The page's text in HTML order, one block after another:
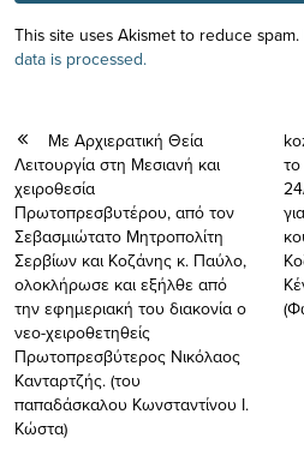
This site uses Akismet to reduce spam.
data is processed.
Με Αρχιερατική Θεία
Λειτουργία στη Μεσιανή και
χειροθεσία
Πρωτοπρεσβυτέρου, από τον
Σεβασμιώτατο Μητροπολίτη
Σερβίων και Κοζάνης κ. Παύλο,
ολοκλήρωσε και εξήλθε από
την εφημεριακή του διακονία ο
νεο-χειροθετηθείς
Πρωτοπρεσβύτερος Νικόλαος
Κανταρτζής. (του
παπαδάσκαλου Κωνσταντίνου Ι.
Κώστα)